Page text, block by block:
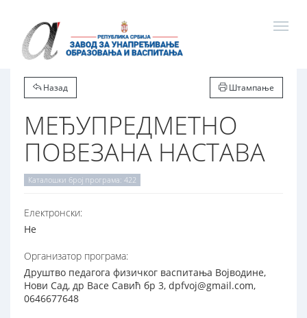
Назад Штампање
МЕЂУПРЕДМЕТНО
ПОВЕЗАНА НАСТАВА
Каталошки број програма: 422
Електронски:
Не
Организатор програма:
Друштво педагога физичког васпитања Војводине,
Нови Сад, др Васе Савић бр 3, dpfvoj@gmail.com,
0646677648